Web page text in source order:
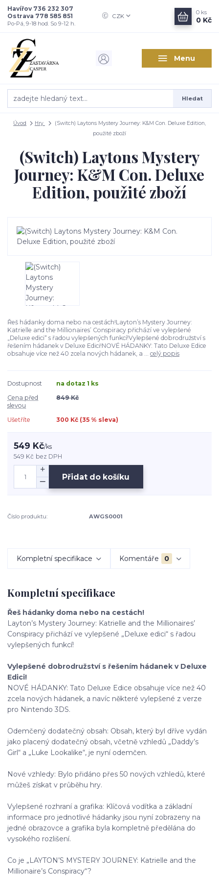
Menu
CZK
Hledat
Havířov 736 232 307
Ostrava 778 585 851
Po-Pá, 9-18 hod. So 9-12 h.
0 ks
0 Kč
Úvod Hry
(Switch) Laytons Mystery Journey: K&M Con. Deluxe Edition,
použité zboží
(Switch) Laytons Mystery
Journey: K&M Con. Deluxe
Edition, použité zboží
Řeš hádanky doma nebo na cestách!Layton’s Mystery Journey:
Katrielle and the Millionaires’ Conspiracy přichází ve vylepšené
„Deluxe edici“ s řadou vylepšených funkcí!Vylepšené dobrodružství s
řešením hádanek v Deluxe Edici!NOVÉ HÁDANKY: Tato Deluxe Edice
obsahuje více než 40 zcela nových hádanek, a ... celý popis
Dostupnost
na dotaz 1 ks
Cena před
slevou
849 Kč
Ušetříte 300 Kč (35 % sleva)
549 Kč/ks
549 Kč bez DPH
Přidat do košíku
Číslo produktu: AWGS0001
Kompletní specifikace Komentáře 0
Kompletní specifikace
Řeš hádanky doma nebo na cestách!
Layton’s Mystery Journey: Katrielle and the Millionaires’
Conspiracy přichází ve vylepšené „Deluxe edici“ s řadou
vylepšených funkcí!
Vylepšené dobrodružství s řešením hádanek v Deluxe
Edici!
NOVÉ HÁDANKY: Tato Deluxe Edice obsahuje více než 40
zcela nových hádanek, a navíc některé vylepšené z verze
pro Nintendo 3DS.
Odemčený dodatečný obsah: Obsah, který byl dříve vydán
jako placený dodatečný obsah, včetně vzhledů „Daddy’s
Girl“ a „Luke Lookalike“, je nyní odemčen.
Nové vzhledy: Bylo přidáno přes 50 nových vzhledů, které
můžeš získat v průběhu hry.
Vylepšené rozhraní a grafika: Klíčová vodítka a základní
informace pro jednotlivé hádanky jsou nyní zobrazeny na
jedné obrazovce a grafika byla kompletně předělána do
vysokého rozlišení.
Co je „LAYTON’S MYSTERY JOURNEY: Katrielle and the
Millionaire’s Conspiracy“?